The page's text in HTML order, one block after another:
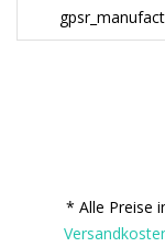
* Alle Preise